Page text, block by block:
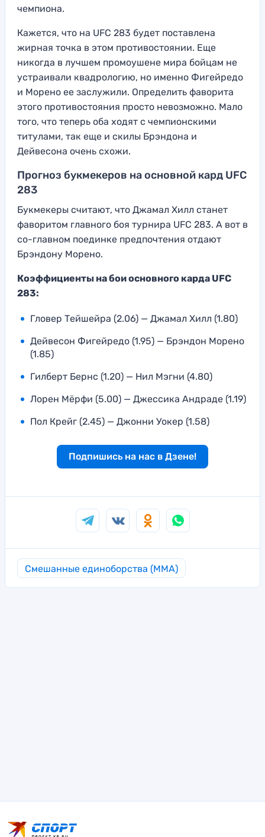
чемпиона.
Кажется, что на UFC 283 будет поставлена
жирная точка в этом противостоянии. Еще
никогда в лучшем промоушене мира бойцам не
устраивали квадрологию, но именно Фигейредо
и Морено ее заслужили. Определить фаворита
этого противостояния просто невозможно. Мало
того, что теперь оба ходят с чемпионскими
титулами, так еще и скилы Брэндона и
Дейвесона очень схожи.
Прогноз букмекеров на основной кард UFC
283
Букмекеры считают, что Джамал Хилл станет
фаворитом главного боя турнира UFC 283. А вот в
со-главном поединке предпочтения отдают
Брэндону Морено.
Коэффициенты на бои основного карда UFC
283:
Гловер Тейшейра (2.06) — Джамал Хилл (1.80)
Дейвесон Фигейредо (1.95) — Брэндон Морено
(1.85)
Гилберт Бернс (1.20) — Нил Мэгни (4.80)
Лорен Мёрфи (5.00) — Джессика Андраде (1.19)
Пол Крейг (2.45) — Джонни Уокер (1.58)
Подпишись на нас в Дзене!
Смешанные единоборства (MMA)